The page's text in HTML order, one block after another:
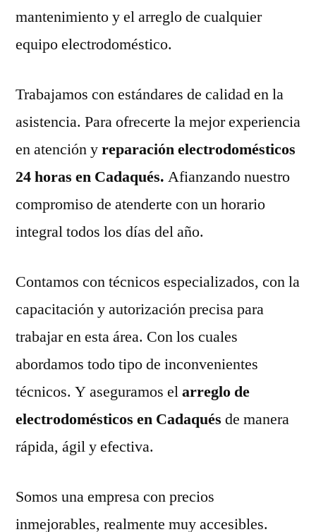
mantenimiento y el arreglo de cualquier
equipo electrodoméstico.
Trabajamos con estándares de calidad en la
asistencia. Para ofrecerte la mejor experiencia
en atención yreparación electrodomésticos
24 horas en Cadaqués. Afianzando nuestro
compromiso de atenderte con un horario
integral todos los días del año.
Contamos con técnicos especializados, con la
capacitación y autorización precisa para
trabajar en esta área. Con los cuales
abordamos todo tipo de inconvenientes
técnicos. Y aseguramos elarreglo de
electrodomésticos en Cadaqués de manera
rápida, ágil y efectiva.
Somos una empresa con precios
inmejorables, realmente muy accesibles.